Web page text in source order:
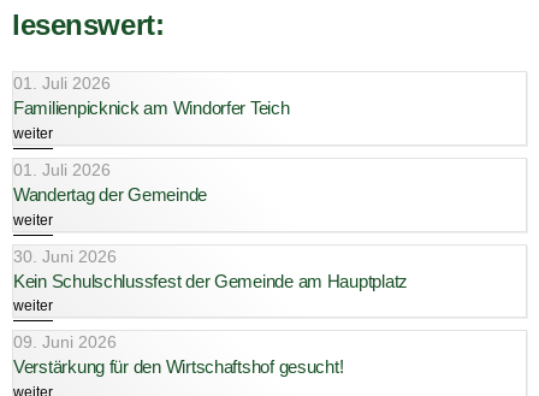
lesenswert:
01. Juli 2026
Familienpicknick am Windorfer Teich
weiter
01. Juli 2026
Wandertag der Gemeinde
weiter
30. Juni 2026
Kein Schulschlussfest der Gemeinde am Hauptplatz
weiter
09. Juni 2026
Verstärkung für den Wirtschaftshof gesucht!
weiter